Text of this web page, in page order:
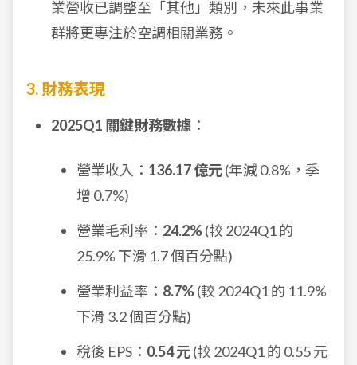
業營收已調整至「其他」類別，未來此事業
群將更專注於空調相關業務。
3. 財務表現
2025Q1 關鍵財務數據 ：
營業收入： 136.17 億元(年減 0.8%，季
增 0.7%)
營業毛利率： 24.2%(較 2024Q1 的
25.9% 下滑 1.7 個百分點)
營業利益率： 8.7%(較 2024Q1 的 11.9%
下滑 3.2 個百分點)
稅後 EPS： 0.54 元(較 2024Q1 的 0.55 元